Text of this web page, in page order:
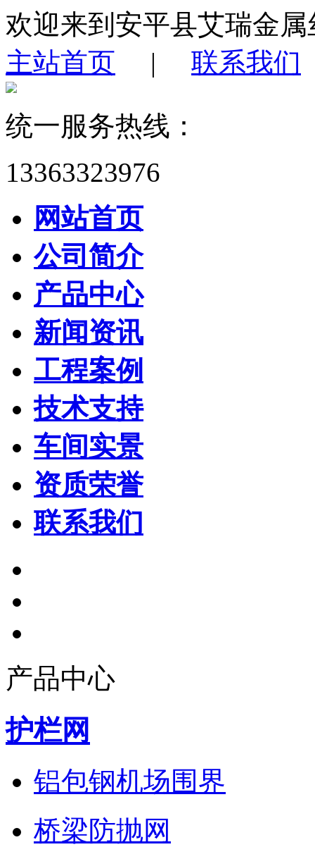
欢迎来到安平县艾瑞金
主站首页 | 联系我们
统一服务热线：
13363323976
网站首页
公司简介
产品中心
新闻资讯
工程案例
技术支持
车间实景
资质荣誉
联系我们
产品中心
护栏网
铝包钢机场围界
桥梁防抛网